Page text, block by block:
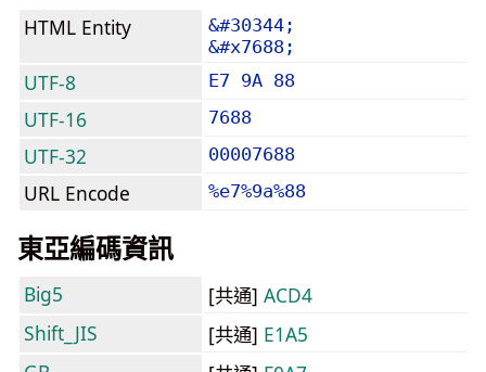
HTML Entity
&#30344;
&#x7688;
UTF-8 E7 9A 88
UTF-16 7688
UTF-32 00007688
URL Encode %e7%9a%88
東亞編碼資訊
Big5 [共通] ACD4
Shift_JIS
[共通] E1A5